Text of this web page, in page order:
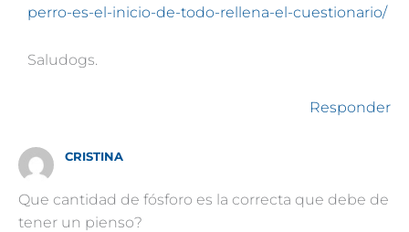
perro-es-el-inicio-de-todo-rellena-el-cuestionario/
Saludogs.
Responder
CRISTINA
Que cantidad de fósforo es la correcta que debe de
tener un pienso?